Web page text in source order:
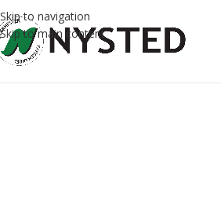
Skip to navigation
Skip to main content